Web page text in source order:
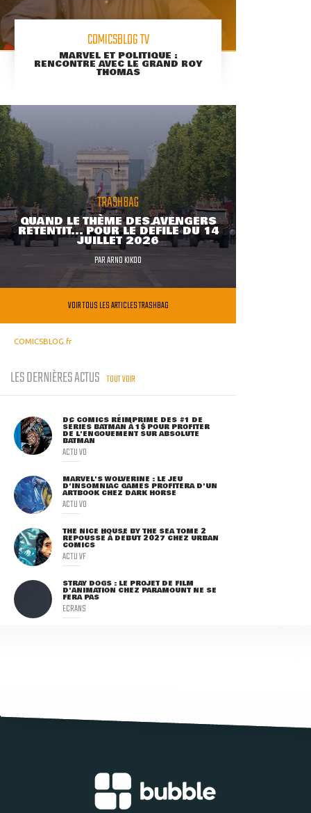
COMICSBLOG TV
MARVEL ET POLITIQUE :
RENCONTRE AVEC LE GRAND ROY
THOMAS
TRASHBAG
QUAND LE THÈME DES AVENGERS
RETENTIT... POUR LE DÉFILÉ DU 14
JUILLET 2026
PARARNO KIKOO
VOIR TOUS LES ARTICLES TRASHBAG
COMICSBLOG.fr
LES DERNIÈRES ACTUS TOUT VOIR
DC COMICS RÉIMPRIME DES #1 DE
SÉRIES BATMAN À 1$ POUR PROFITER
DE L'ENGOUEMENT SUR ABSOLUTE
BATMAN
ACTU VO
MARVEL'S WOLVERINE : LE JEU
D'INSOMNIAC GAMES PROFITERA D'UN
ARTBOOK CHEZ DARK HORSE
ACTU VO
THE NICE HOUSE BY THE SEA TOME 2
REPOUSSÉ À DÉBUT 2027 CHEZ URBAN
COMICS
ACTU VF
STRAY DOGS : LE PROJET DE FILM
D'ANIMATION CHEZ PARAMOUNT NE SE
FERA PAS
ECRANS